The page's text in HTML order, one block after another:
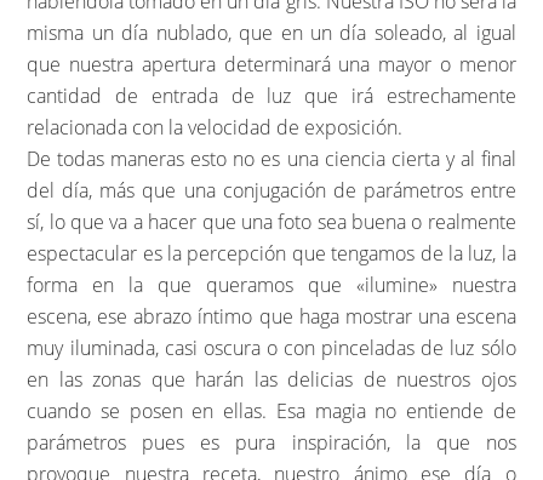
misma un día nublado, que en un día soleado, al igual
que nuestra apertura determinará una mayor o menor
cantidad de entrada de luz que irá estrechamente
relacionada con la velocidad de exposición.
De todas maneras esto no es una ciencia cierta y al final
del día, más que una conjugación de parámetros entre
sí, lo que va a hacer que una foto sea buena o realmente
espectacular es la percepción que tengamos de la luz, la
forma en la que queramos que «ilumine» nuestra
escena, ese abrazo íntimo que haga mostrar una escena
muy iluminada, casi oscura o con pinceladas de luz sólo
en las zonas que harán las delicias de nuestros ojos
cuando se posen en ellas. Esa magia no entiende de
parámetros pues es pura inspiración, la que nos
provoque nuestra receta, nuestro ánimo ese día o